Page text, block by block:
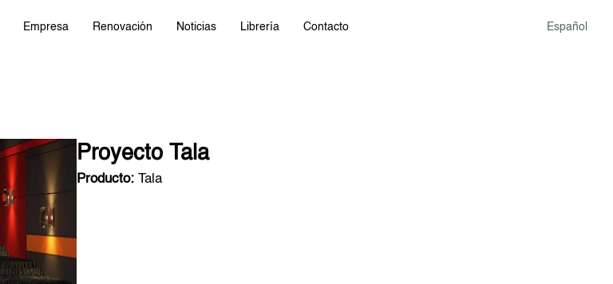
Empresa Renovación Noticias Librería Contacto Español
Proyecto Tala
Producto: Tala